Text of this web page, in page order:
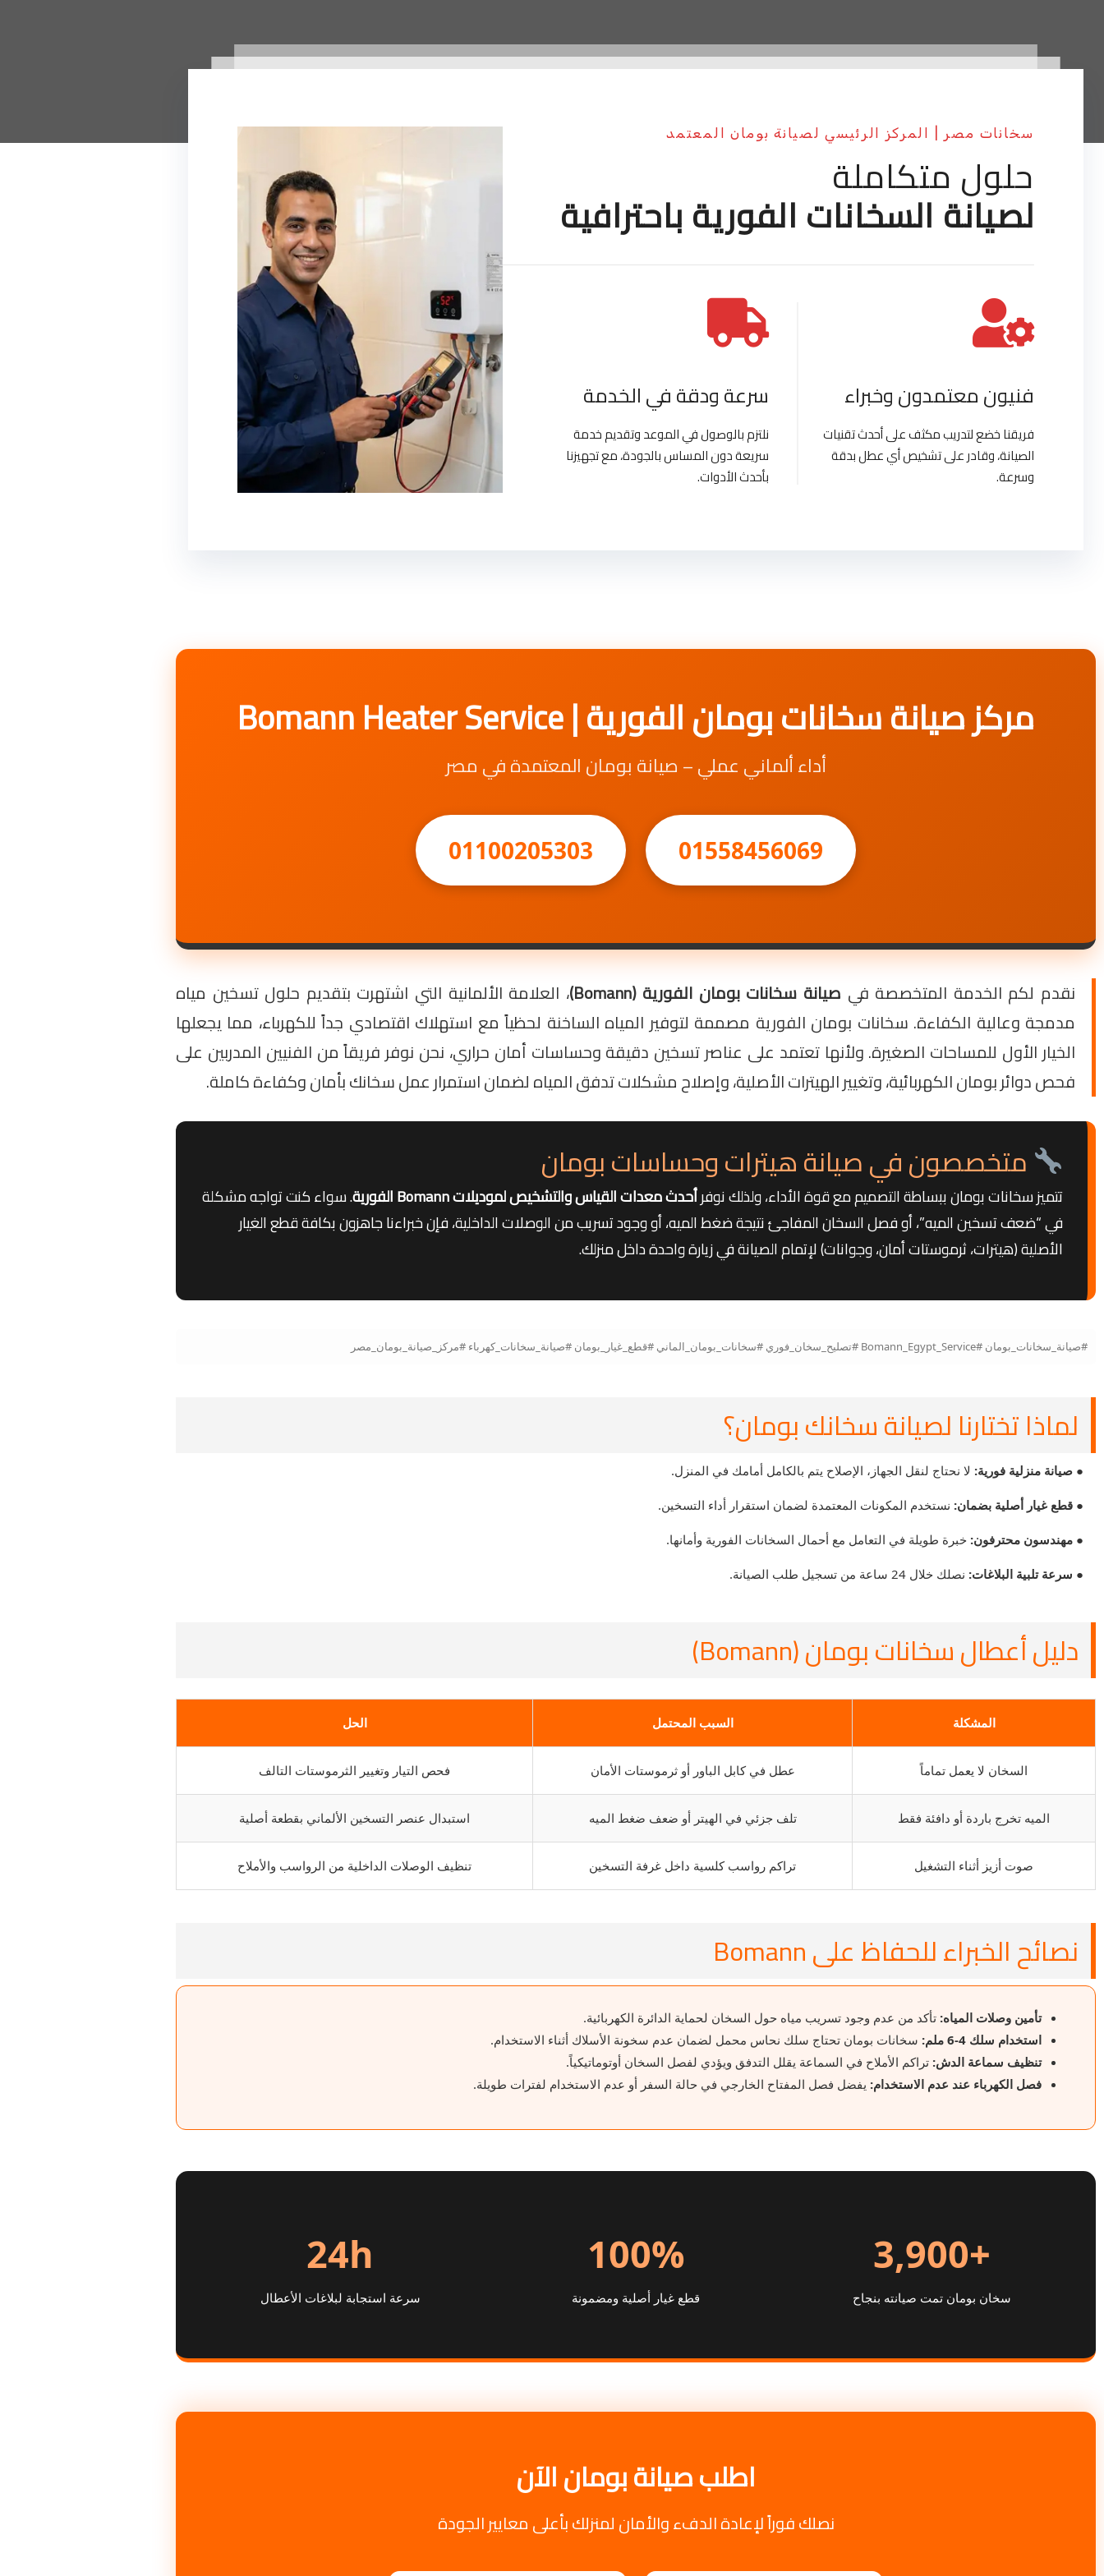
سخانات مصر | المركز الرئيسي لصيانة بومان المعتمد
حلول متكاملة
لصيانة السخانات الفورية باحترافية
فنيون معتمدون وخبراء
فريقنا خضع لتدريب مكثف على أحدث تقنيات
الصيانة، وقادر على تشخيص أي عطل بدقة
وسرعة.
سرعة ودقة في الخدمة
نلتزم بالوصول في الموعد وتقديم خدمة
سريعة دون المساس بالجودة، مع تجهيزنا
بأحدث الأدوات.
مركز صيانة سخانات بومان الفورية | Bomann Heater Service
أداء ألماني عملي – صيانة بومان المعتمدة في مصر
01558456069
01100205303
نقدم لكم الخدمة المتخصصة في صيانة سخانات بومان الفورية (Bomann)
، العلامة الألمانية التي اشتهرت بتقديم حلول تسخين مياه
مدمجة وعالية الكفاءة. سخانات بومان الفورية مصممة لتوفير المياه الساخنة لحظياً مع استهلاك اقتصادي جداً للكهرباء، مما يجعلها
الخيار الأول للمساحات الصغيرة. ولأنها تعتمد على عناصر تسخين دقيقة وحساسات أمان حراري، نحن نوفر فريقاً من الفنيين المدربين على
فحص دوائر بومان الكهربائية، وتغيير الهيترات الأصلية، وإصلاح مشكلات تدفق المياه لضمان استمرار عمل سخانك بأمان وكفاءة كاملة.
متخصصون في صيانة هيترات وحساسات بومان
تتميز سخانات بومان ببساطة التصميم مع قوة الأداء، ولذلك نوفرأحدث معدات القياس والتشخيص لموديلات Bomann الفورية
. سواء كنت تواجه مشكلة
في “ضعف تسخين الميه”، أو فصل السخان المفاجئ نتيجة ضغط الميه، أو وجود تسريب من الوصلات الداخلية، فإن خبراءنا جاهزون بكافة قطع الغيار
الأصلية (هيترات، ثرموستات أمان، وجوانات) لإتمام الصيانة في زيارة واحدة داخل منزلك.
#صيانة_سخانات_بومان #Bomann_Egypt_Service #تصليح_سخان_فوري #سخانات_بومان_الماني #قطع_غيار_بومان #صيانة_سخانات_كهرباء #مركز_صيانة_بومان_مصر
لماذا تختارنا لصيانة سخانك بومان؟
● صيانة منزلية فورية: لا نحتاج لنقل الجهاز، الإصلاح يتم بالكامل أمامك في المنزل.
● قطع غيار أصلية بضمان: نستخدم المكونات المعتمدة لضمان استقرار أداء التسخين.
● مهندسون محترفون: خبرة طويلة في التعامل مع أحمال السخانات الفورية وأمانها.
● سرعة تلبية البلاغات: نصلك خلال 24 ساعة من تسجيل طلب الصيانة.
دليل أعطال سخانات بومان (Bomann)
المشكلة السبب المحتمل الحل
السخان لا يعمل تماماً عطل في كابل الباور أو ثرموستات الأمان فحص التيار وتغيير الثرموستات التالف
الميه تخرج باردة أو دافئة فقط تلف جزئي في الهيتر أو ضعف ضغط الميه استبدال عنصر التسخين الألماني بقطعة أصلية
صوت أزيز أثناء التشغيل تراكم رواسب كلسية داخل غرفة التسخين تنظيف الوصلات الداخلية من الرواسب والأملاح
نصائح الخبراء للحفاظ على Bomann
تأمين وصلات المياه: تأكد من عدم وجود تسريب مياه حول السخان لحماية الدائرة الكهربائية.
استخدام سلك 4-6 ملم:
سخانات بومان تحتاج سلك نحاس محمل لضمان عدم سخونة الأسلاك أثناء الاستخدام.
تنظيف سماعة الدش: تراكم الأملاح في السماعة يقلل التدفق ويؤدي لفصل السخان أوتوماتيكياً.
فصل الكهرباء عند عدم الاستخدام: يفضل فصل المفتاح الخارجي في حالة السفر أو عدم الاستخدام لفترات طويلة.
+3,900
سخان بومان تمت صيانته بنجاح
100%
قطع غيار أصلية ومضمونة
24h
سرعة استجابة لبلاغات الأعطال
اطلب صيانة بومان الآن
نصلك فوراً لإعادة الدفء والأمان لمنزلك بأعلى معايير الجودة